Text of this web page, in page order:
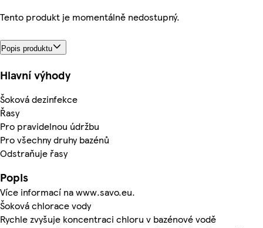
Tento produkt je momentálně nedostupný.
Popis produktu
Hlavní výhody
Šoková dezinfekce
Řasy
Pro pravidelnou údržbu
Pro všechny druhy bazénů
Odstraňuje řasy
Popis
Více informací na www.savo.eu.
Šoková chlorace vody
Rychle zvyšuje koncentraci chloru v bazénové vodě